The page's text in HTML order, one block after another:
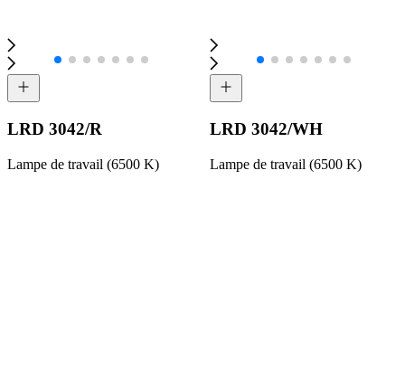
LRD 3042/R
Lampe de travail (6500 K)
LRD 3042/WH
Lampe de travail (6500 K)